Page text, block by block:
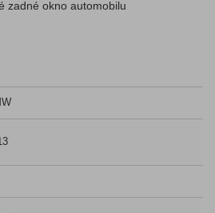
zadné okno automobilu